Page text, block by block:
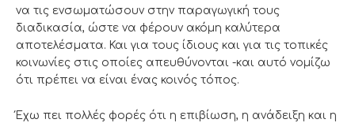
να τις ενσωματώσουν στην παραγωγική τους
διαδικασία, ώστε να φέρουν ακόμη καλύτερα
αποτελέσματα. Και για τους ίδιους και για τις τοπικές
κοινωνίες στις οποίες απευθύνονται -και αυτό νομίζω
ότι πρέπει να είναι ένας κοινός τόπος.
Έχω πει πολλές φορές ότι η επιβίωση, η ανάδειξη και η